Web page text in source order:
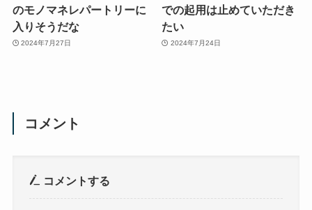
のモノマネレパートリーに
入りそうだな
2024年7月27日
での起用は止めていただき
たい
2024年7月24日
コメント
コメントする